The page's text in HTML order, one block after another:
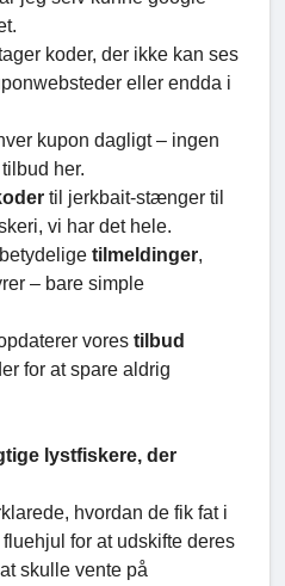
koder, der ikke kan ses
eller endda i
kupon dagligt – ingen
her.
til jerkbait-stænger til
vi har det hele.
tilmeldinger,
– bare simple
vores tilbud
for at spare aldrig
lystfiskere, der
hvordan de fik fat i
fluehjul for at udskifte deres
skulle vente på